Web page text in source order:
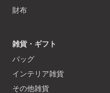
財布
雑貨・ギフト
バッグ
インテリア雑貨
その他雑貨